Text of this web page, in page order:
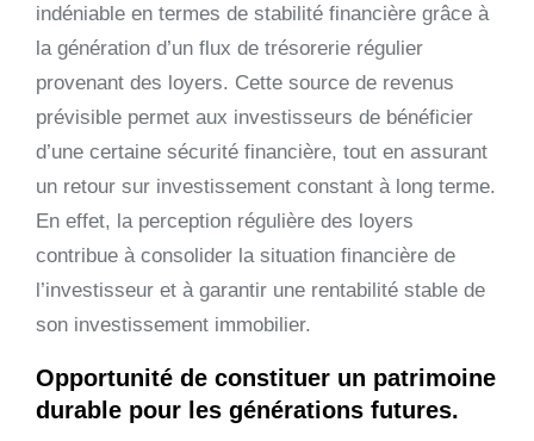
indéniable en termes de stabilité financière grâce à
la génération d’un flux de trésorerie régulier
provenant des loyers. Cette source de revenus
prévisible permet aux investisseurs de bénéficier
d’une certaine sécurité financière, tout en assurant
un retour sur investissement constant à long terme.
En effet, la perception régulière des loyers
contribue à consolider la situation financière de
l’investisseur et à garantir une rentabilité stable de
son investissement immobilier.
Opportunité de constituer un patrimoine
durable pour les générations futures.